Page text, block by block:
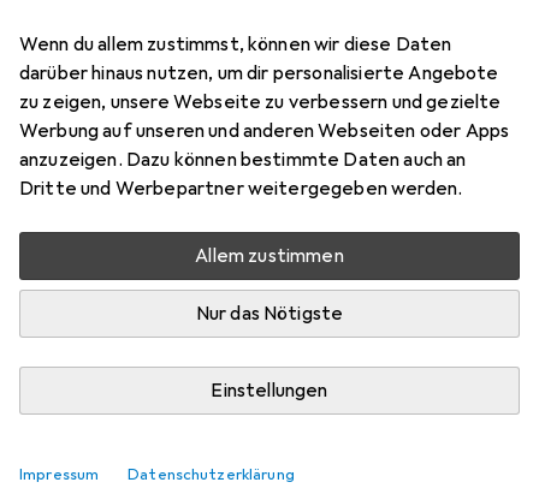
Wenn du allem zustimmst, können wir diese Daten
darüber hinaus nutzen, um dir personalisierte Angebote
zu zeigen, unsere Webseite zu verbessern und gezielte
Werbung auf unseren und anderen Webseiten oder Apps
anzuzeigen. Dazu können bestimmte Daten auch an
Dritte und Werbepartner weitergegeben werden.
Allem zustimmen
Nur das Nötigste
Einstellungen
Impressum Datenschutzerklärung
Deckenmontierter WiFi 7 Access Point mit 6
räumlichen Streams und 6 GHz Unterstützung für
störungsfreies WiFi in anspruchsvollen,
grossflächigen Umgebungen.
Das meinen unsere Kunden i
ProRasche Installation
Stabilität der Verbindungen
Super Qualität
Contra
Wird ziemlich warm